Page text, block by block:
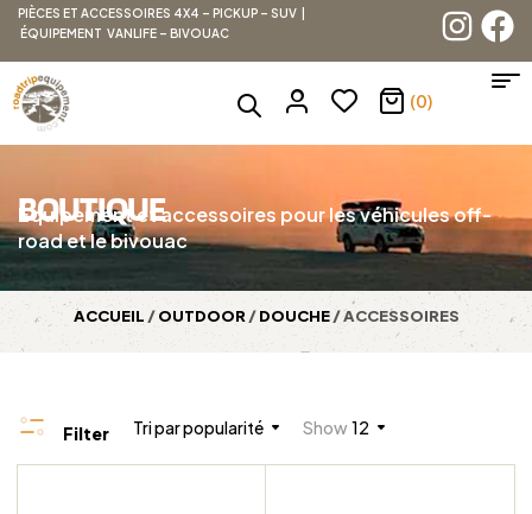
PIÈCES ET ACCESSOIRES 4X4 – PICKUP – SUV |
ÉQUIPEMENT VANLIFE – BIVOUAC
(0)
BOUTIQUE
Équipement et accessoires pour les véhicules off-
road et le bivouac
ACCUEIL /OUTDOOR /DOUCHE/ ACCESSOIRES
Filter Tri par popularité Show12